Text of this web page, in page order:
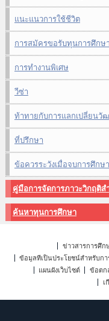
แนะแนวการใช้ชีวิต
การสมัครขอรับทุนการศึกษา
การทำงานพิเศษ
วีซ่า
ท้าทายกับการแลกเปลี่ยนวั
ที่ปรึกษา
ข้อควรระวังเมื่อจบการศึกษา
คู่มือการจัดการภาวะวิกฤติส
ค้นหาทุนการศึกษา
ข่าวสารการศึ
ข้อมูลที่เป็นประโยชน์สำหรับกา
แผนผังเว็บไซต์
ข้อตก
เ